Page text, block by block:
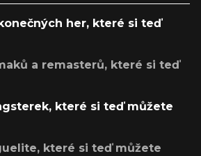
her, které si teď
a remasterů, které si teď
které si teď můžete
které si teď můžete